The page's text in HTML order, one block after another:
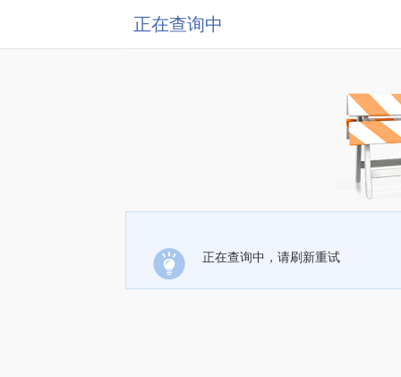
正在查询中
正在查询中，请刷新重试